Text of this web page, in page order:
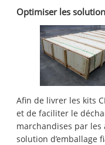
Optimiser les
Afin de livrer les kits
et de faciliter le
marchandises par les
solution d’emballage